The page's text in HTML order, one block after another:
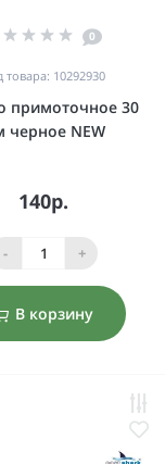
0
товара: 10292930
примоточное 30
черное NEW
140р.
- +
В корзину